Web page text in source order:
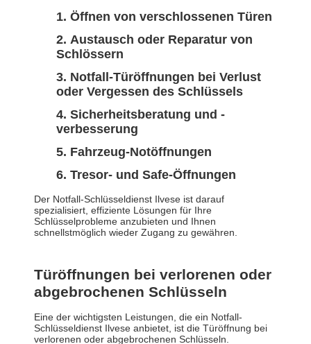
Öffnen von verschlossenen Türen
Austausch oder Reparatur von
Schlössern
Notfall-Türöffnungen bei Verlust
oder Vergessen des Schlüssels
Sicherheitsberatung und -
verbesserung
Fahrzeug-Notöffnungen
Tresor- und Safe-Öffnungen
Der Notfall-Schlüsseldienst Ilvese ist darauf
spezialisiert, effiziente Lösungen für Ihre
Schlüsselprobleme anzubieten und Ihnen
schnellstmöglich wieder Zugang zu gewähren.
Türöffnungen bei verlorenen oder
abgebrochenen Schlüsseln
Eine der wichtigsten Leistungen, die ein Notfall-
Schlüsseldienst Ilvese anbietet, ist die Türöffnung bei
verlorenen oder abgebrochenen Schlüsseln.